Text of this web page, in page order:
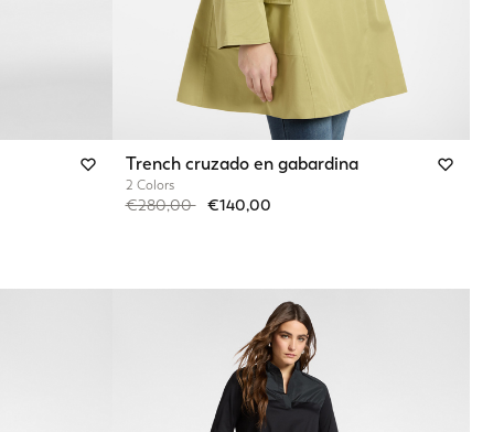
Trench cruzado en gabardina
2 Colors
Price reduced from
€280,00to€140,00